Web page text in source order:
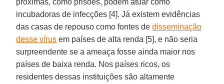
incubadoras de infecções [4]. Já existem evidências
das casas de repouso como fontes dedisseminação
desse vírus em países de alta renda [5], e não seria
surpreendente se a ameaça fosse ainda maior nos
países de baixa renda. Nos países ricos, os
residentes dessas instituições são altamente